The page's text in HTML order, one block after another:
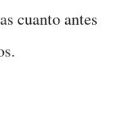
cuanto antes